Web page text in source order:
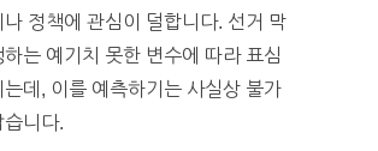
나 정책에 관심이 덜합니다. 선거 막
는 예기치 못한 변수에 따라 표심
는데, 이를 예측하기는 사실상 불가
습니다.